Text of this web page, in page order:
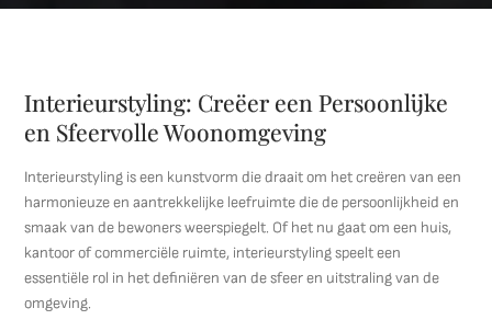
Interieurstyling: Creëer een Persoonlijke
en Sfeervolle Woonomgeving
Interieurstyling is een kunstvorm die draait om het creëren van een
harmonieuze en aantrekkelijke leefruimte die de persoonlijkheid en
smaak van de bewoners weerspiegelt. Of het nu gaat om een huis,
kantoor of commerciële ruimte, interieurstyling speelt een
essentiële rol in het definiëren van de sfeer en uitstraling van de
omgeving.